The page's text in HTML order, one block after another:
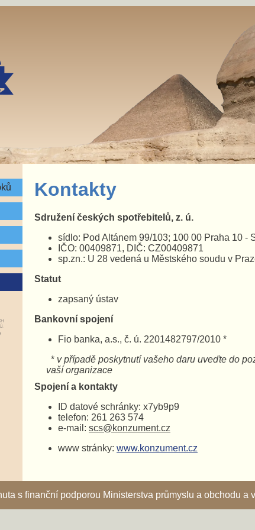
Kontakty
Sdružení českých spotřebitelů, z. ú.
sídlo: Pod Altánem 99/103; 100 00 Praha 10 -
IČO: 00409871, DIČ: CZ00409871
sp.zn.: U 28 vedená u Městského soudu v
Statut
zapsaný ústav
Bankovní spojení
Fio banka, a.s., č. ú. 2201482797/2010 *
* v případě poskytnutí vašeho daru uveďte
vaší organizace
Spojení a kontakty
ID datové schránky: x7yb9p9
telefon: 261 263 574
e-mail: scs@konzument.cz
www stránky: www.konzument.cz
s finanční podporou Ministerstva průmyslu a obchodu a